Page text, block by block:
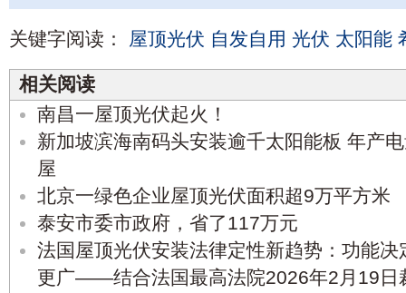
关键字阅读： 屋顶光伏 自发自用 光伏 太阳能
相关阅读
南昌一屋顶光伏起火！
新加坡滨海南码头安装逾千太阳能板 年产
屋
北京一绿色企业屋顶光伏面积超9万平方米
泰安市委市政府，省了117万元
法国屋顶光伏安装法律定性新趋势：功能
更广——结合法国最高法院2026年2月19日